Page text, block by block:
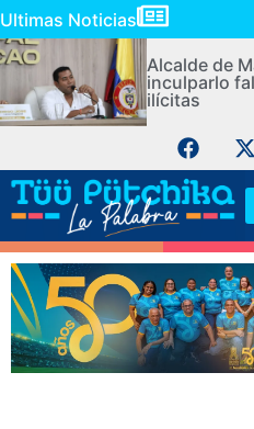
Ultimas Noticias
Alcalde de
inculparlo
ilícitas